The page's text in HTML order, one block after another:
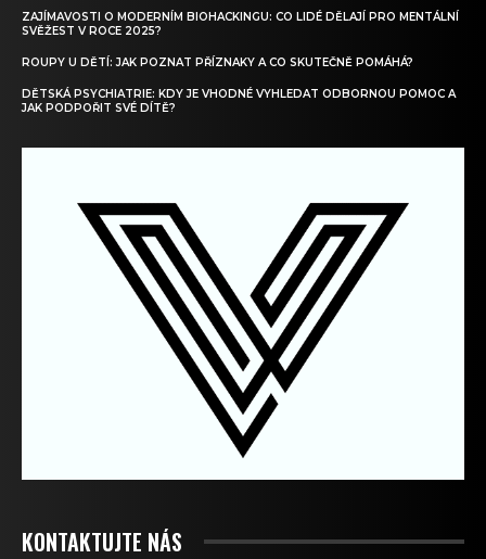
ZAJÍMAVOSTI O MODERNÍM BIOHACKINGU: CO LIDÉ DĚLAJÍ PRO MENTÁLNÍ
SVĚŽEST V ROCE 2025?
ROUPY U DĚTÍ: JAK POZNAT PŘÍZNAKY A CO SKUTEČNĚ POMÁHÁ?
DĚTSKÁ PSYCHIATRIE: KDY JE VHODNÉ VYHLEDAT ODBORNOU POMOC A
JAK PODPOŘIT SVÉ DÍTĚ?
KONTAKTUJTE NÁS